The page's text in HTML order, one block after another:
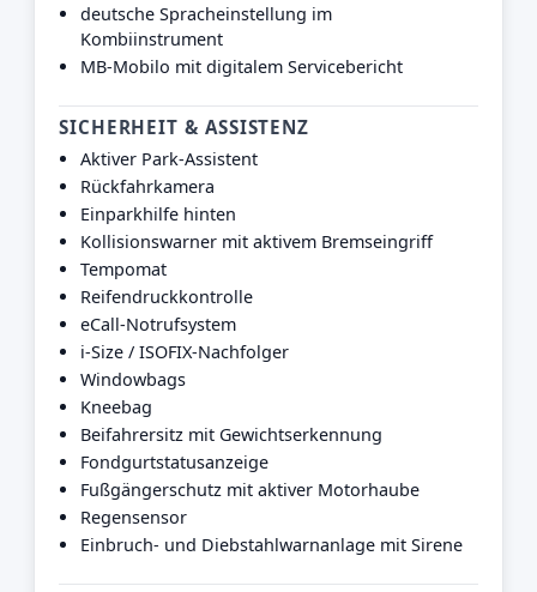
deutsche Spracheinstellung im
Kombiinstrument
MB-Mobilo mit digitalem Servicebericht
SICHERHEIT & ASSISTENZ
Aktiver Park-Assistent
Rückfahrkamera
Einparkhilfe hinten
Kollisionswarner mit aktivem Bremseingriff
Tempomat
Reifendruckkontrolle
eCall-Notrufsystem
i-Size / ISOFIX-Nachfolger
Windowbags
Kneebag
Beifahrersitz mit Gewichtserkennung
Fondgurtstatusanzeige
Fußgängerschutz mit aktiver Motorhaube
Regensensor
Einbruch- und Diebstahlwarnanlage mit Sirene